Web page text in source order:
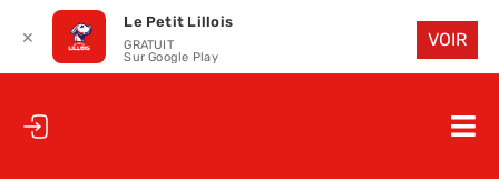
à
✕
Le Petit Lillois
GRATUIT
Sur Google Play
VOIR